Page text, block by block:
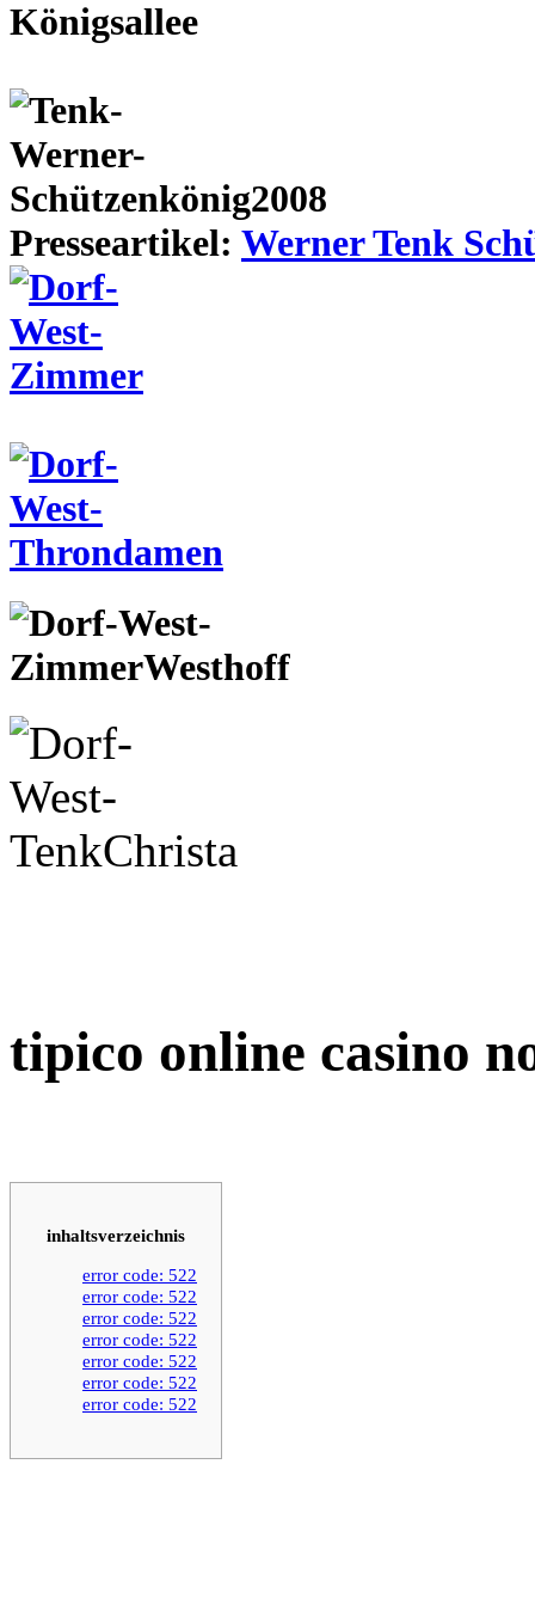
Presseartikel: Werner Tenk
tipico online casino
inhaltsverzeichnis
error code: 522
error code: 522
error code: 522
error code: 522
error code: 522
error code: 522
error code: 522